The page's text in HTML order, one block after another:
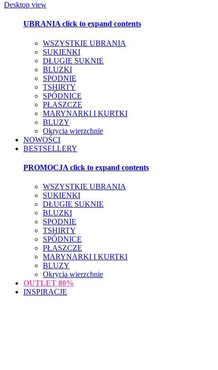
Desktop view
UBRANIAclick to expand contents
WSZYSTKIE UBRANIA
SUKIENKI
DŁUGIE SUKNIE
BLUZKI
SPODNIE
TSHIRTY
SPÓDNICE
PŁASZCZE
MARYNARKI I KURTKI
BLUZY
Okrycia wierzchnie
NOWOŚCI
BESTSELLERY
PROMOCJA click to expand contents
WSZYSTKIE UBRANIA
SUKIENKI
DŁUGIE SUKNIE
BLUZKI
SPODNIE
TSHIRTY
SPÓDNICE
PŁASZCZE
MARYNARKI I KURTKI
BLUZY
Okrycia wierzchnie
OUTLET 80%
INSPIRACJE